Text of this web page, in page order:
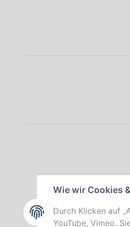
Wie wir Cookies
Durch Klicken auf
YouTube, Vimeo.